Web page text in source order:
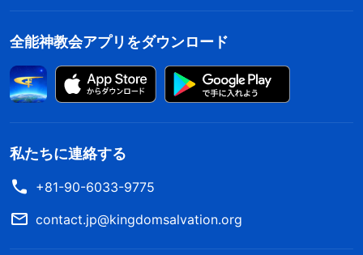
う』とあり、同じ出来事なのに時間のずれがある。
これが示すのは、聖書の一部は人の記録であり、神
の黙示ではないということ」。
私は楊兄弟の交わりに言葉を失ってこう思っ
によって記載が違う。本当に聖霊の言葉なら、こん
な違いはないはず」。このことにまったく気づか
ず、聖書はすべて神の黙示で、神の御言葉だと思っ
全能神教会アプリをダウンロード
私たちに連絡する
+81-90-6033-9775
contact.jp@kingdomsalvation.org